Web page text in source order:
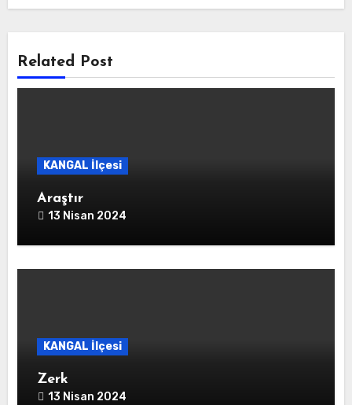
Related Post
KANGAL İlçesi
Araştır
13 Nisan 2024
KANGAL İlçesi
Zerk
13 Nisan 2024